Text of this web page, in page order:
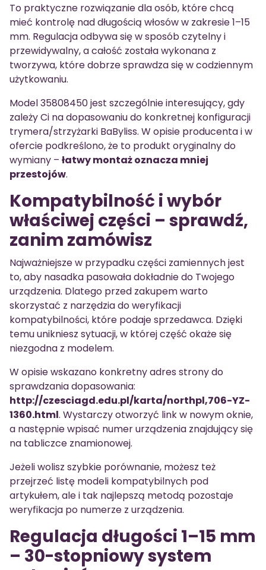
To praktyczne rozwiązanie dla osób, które chcą
mieć kontrolę nad długością włosów w zakresie 1–15
mm. Regulacja odbywa się w sposób czytelny i
przewidywalny, a całość została wykonana z
tworzywa, które dobrze sprawdza się w codziennym
użytkowaniu.
Model 35808450 jest szczególnie interesujący, gdy
zależy Ci na dopasowaniu do konkretnej konfiguracji
trymera/strzyżarki BaByliss. W opisie producenta i w
ofercie podkreślono, że to produkt oryginalny do
wymiany – łatwy montaż oznacza mniej
przestojów.
Kompatybilność i wybór
właściwej części – sprawdź,
zanim zamówisz
Najważniejsze w przypadku części zamiennych jest
to, aby nasadka pasowała dokładnie do Twojego
urządzenia. Dlatego przed zakupem warto
skorzystać z narzędzia do weryfikacji
kompatybilności, które podaje sprzedawca. Dzięki
temu unikniesz sytuacji, w której część okaże się
niezgodna z modelem.
W opisie wskazano konkretny adres strony do
sprawdzania dopasowania:
http://czesciagd.edu.pl/karta/northpl,706-YZ-
1360.html. Wystarczy otworzyć link w nowym oknie,
a następnie wpisać numer urządzenia znajdujący się
na tabliczce znamionowej.
Jeżeli wolisz szybkie porównanie, możesz też
przejrzeć listę modeli kompatybilnych pod
artykułem, ale i tak najlepszą metodą pozostaje
weryfikacja po numerze z urządzenia.
Regulacja długości 1–15 mm
– 30-stopniowy system